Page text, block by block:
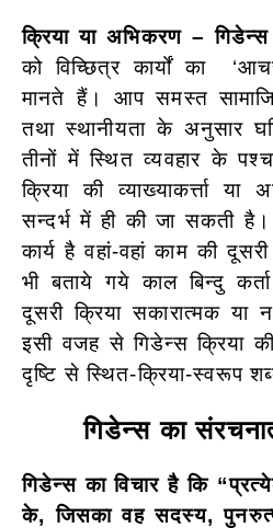
क्रिया या अभिकरण – गिडेन्स
को विच्छित्र कार्यों का
मानते हैं। आप समस्त
तथा स्थानीयता के अनुसार
तीनों में स्थित व्यवहार के
क्रिया की व्याख्याकर्त्ता
सन्दर्भ में ही की जा सकती
कार्य है वहां-वहां काम की
भी बताये गये काल बिन्दु
दूसरी क्रिया सकारात्मक या
इसी वजह से गिडेन्स क्रिया
दृष्टि से स्थित-क्रिया-स्वरूप
गिडेन्स का
गिडेन्स का विचार है कि
के, जिसका वह सदस्य,